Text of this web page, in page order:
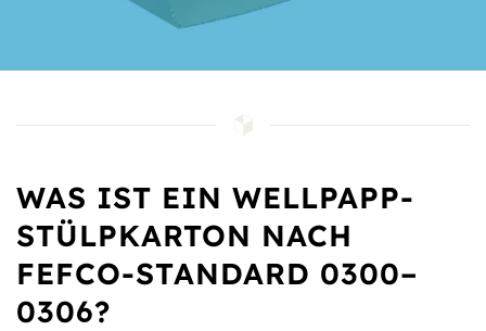
WAS IST EIN WELLPAPP-
STÜLPKARTON NACH
FEFCO-STANDARD 0300–
0306?